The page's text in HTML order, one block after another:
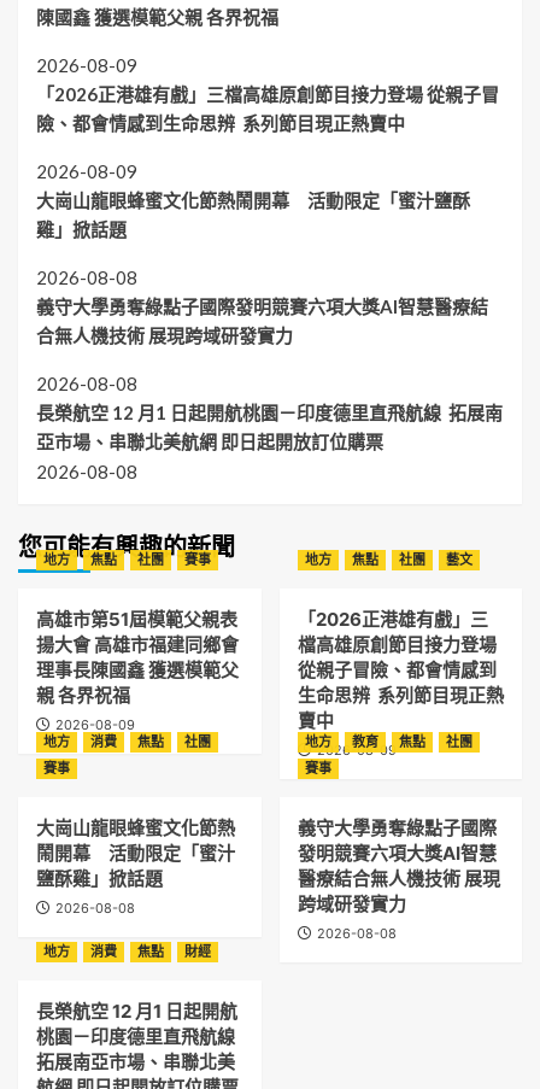
陳國鑫 獲選模範父親 各界祝福
2026-08-09
「2026正港雄有戲」三檔高雄原創節目接力登場 從親子冒
險、都會情感到生命思辨 系列節目現正熱賣中
2026-08-09
大崗山龍眼蜂蜜文化節熱鬧開幕 活動限定「蜜汁鹽酥
雞」掀話題
2026-08-08
義守大學勇奪綠點子國際發明競賽六項大獎AI智慧醫療結
合無人機技術 展現跨域研發實力
2026-08-08
長榮航空 12 月1 日起開航桃園－印度德里直飛航線 拓展南
亞市場、串聯北美航網 即日起開放訂位購票
2026-08-08
您可能有興趣的新聞
地方 焦點 社團 賽事
高雄市第51屆模範父親表
揚大會 高雄市福建同鄉會
理事長陳國鑫 獲選模範父
親 各界祝福
2026-08-09
地方 焦點 社團 藝文
「2026正港雄有戲」三
檔高雄原創節目接力登場
從親子冒險、都會情感到
生命思辨 系列節目現正熱
賣中
2026-08-09
地方 消費 焦點
社團
賽事
大崗山龍眼蜂蜜文化節熱
鬧開幕 活動限定「蜜汁
鹽酥雞」掀話題
2026-08-08
地方 教育 焦點
社團
賽事
義守大學勇奪綠點子國際
發明競賽六項大獎AI智慧
醫療結合無人機技術 展現
跨域研發實力
2026-08-08
地方
消費 焦點 財經
長榮航空 12 月1 日起開航
桃園－印度德里直飛航線
拓展南亞市場、串聯北美